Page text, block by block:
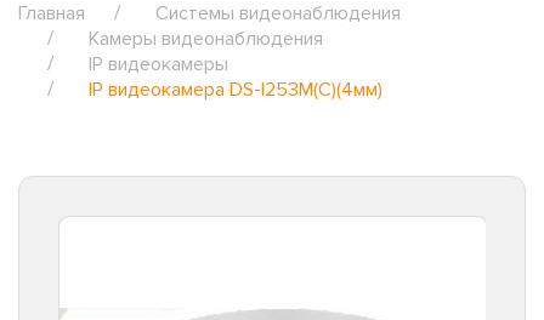
Главная
Системы видеонаблюдения
Камеры видеонаблюдения
IP видеокамеры
IP видеокамера DS-I253M(C)(4мм)